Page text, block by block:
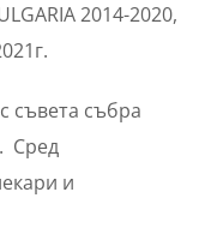
2014-2020,
съвета събра
Сред
и